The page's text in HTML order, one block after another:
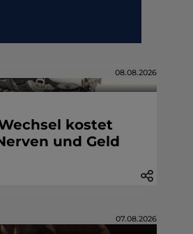
08.08.2026
kostet
und Geld
07.08.2026